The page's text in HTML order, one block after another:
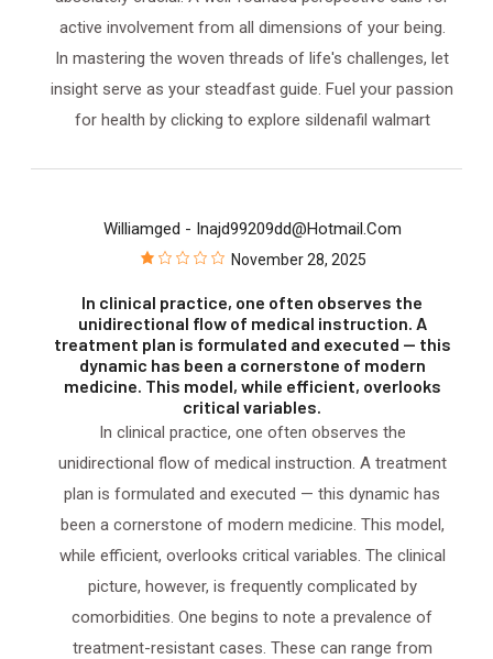
active involvement from all dimensions of your being.
In mastering the woven threads of life's challenges, let
insight serve as your steadfast guide. Fuel your passion
for health by clicking to explore sildenafil walmart
Williamged - Inajd99209dd@hotmail.com
November 28, 2025
In clinical practice, one often observes the
unidirectional flow of medical instruction. A
treatment plan is formulated and executed — this
dynamic has been a cornerstone of modern
medicine. This model, while efficient, overlooks
critical variables.
In clinical practice, one often observes the
unidirectional flow of medical instruction. A treatment
plan is formulated and executed — this dynamic has
been a cornerstone of modern medicine. This model,
while efficient, overlooks critical variables. The clinical
picture, however, is frequently complicated by
comorbidities. One begins to note a prevalence of
treatment-resistant cases. These can range from